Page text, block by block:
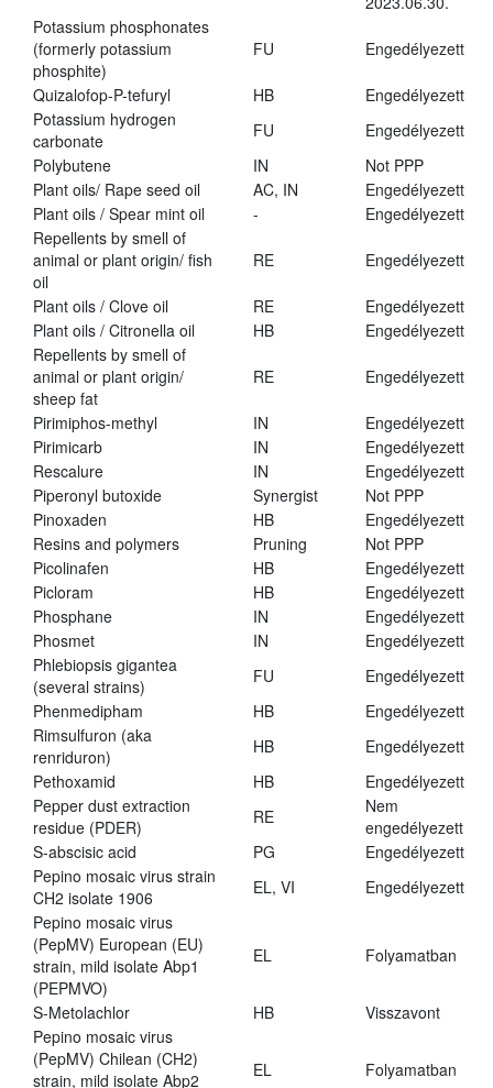
Potassium phosphonates
(formerly potassium
phosphite)
FU Engedélyezett
Quizalofop-P-tefuryl HB
Engedélyezett
Potassium hydrogen
carbonate
FU
Engedélyezett
Polybutene
IN
Not PPP
Plant oils/ Rape seed oil
AC, IN
Engedélyezett
Plant oils / Spear mint oil
-
Engedélyezett
Repellents by smell of
animal or plant origin/ fish
oil
RE Engedélyezett
Plant oils / Clove oil RE
Engedélyezett
Plant oils / Citronella oil
HB
Engedélyezett
Repellents by smell of
animal or plant origin/
sheep fat
RE Engedélyezett
Pirimiphos-methyl IN
Engedélyezett
Pirimicarb
IN
Engedélyezett
Rescalure
IN
Engedélyezett
Piperonyl butoxide
Synergist
Not PPP
Pinoxaden
HB
Engedélyezett
Resins and polymers
Pruning
Not PPP
Picolinafen
HB
Engedélyezett
Picloram
HB
Engedélyezett
Phosphane
IN
Engedélyezett
Phosmet
IN
Engedélyezett
Phlebiopsis gigantea
(several strains)
FU
Engedélyezett
Phenmedipham
HB
Engedélyezett
Rimsulfuron (aka
renriduron)
HB
Engedélyezett
Pethoxamid
HB
Engedélyezett
Pepper dust extraction
residue (PDER)
RE
Nem
engedélyezett
S-abscisic acid
PG
Engedélyezett
Pepino mosaic virus strain
CH2 isolate 1906
EL, VI
Engedélyezett
Pepino mosaic virus
(PepMV) European (EU)
strain, mild isolate Abp1
(PEPMVO)
EL Folyamatban
S-Metolachlor HB
Visszavont
Pepino mosaic virus
(PepMV) Chilean (CH2)
strain, mild isolate Abp2
EL Folyamatban